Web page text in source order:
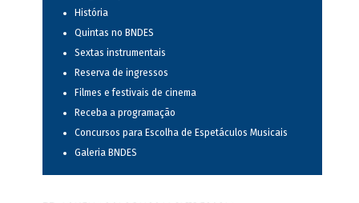
História
Quintas no BNDES
Sextas instrumentais
Reserva de ingressos
Filmes e festivais de cinema
Receba a programação
Concursos para Escolha de Espetáculos Musicais
Galeria BNDES